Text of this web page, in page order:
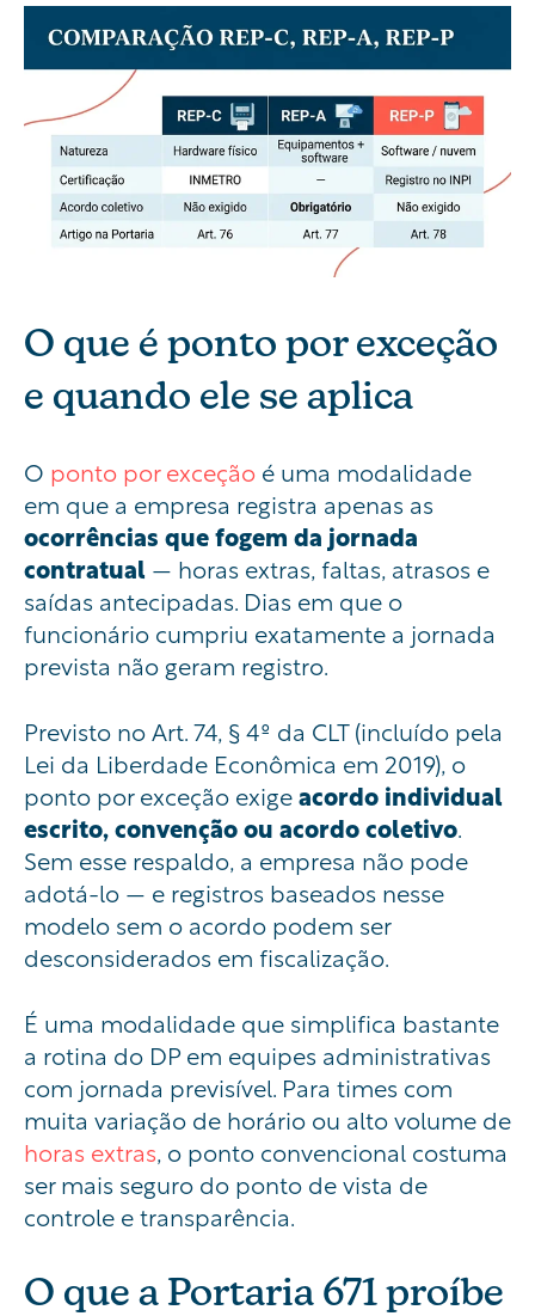
O que é ponto por exceção
e quando ele se aplica
O ponto por exceção é uma modalidade
em que a empresa registra apenas as
ocorrências que fogem da jornada
contratual — horas extras, faltas, atrasos e
saídas antecipadas. Dias em que o
funcionário cumpriu exatamente a jornada
prevista não geram registro.
Previsto no Art. 74, § 4º da CLT (incluído pela
Lei da Liberdade Econômica em 2019), o
ponto por exceção exigeacordo individual
escrito, convenção ou acordo coletivo.
Sem esse respaldo, a empresa não pode
adotá-lo — e registros baseados nesse
modelo sem o acordo podem ser
desconsiderados em fiscalização.
É uma modalidade que simplifica bastante
a rotina do DP em equipes administrativas
com jornada previsível. Para times com
muita variação de horário ou alto volume de
horas extras, o ponto convencional costuma
ser mais seguro do ponto de vista de
controle e transparência.
O que a Portaria 671 proíbe